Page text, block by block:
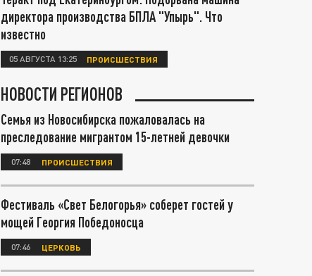
директора производства БПЛА "Упырь". Что
известно
05 АВГУСТА 13:25 ПРОИСШЕСТВИЯ
НОВОСТИ РЕГИОНОВ
Семья из Новосибирска пожаловалась на
преследование мигрантом 15-летней девочки
07:48 ПРОИСШЕСТВИЯ
Фестиваль «Свет Белогорья» соберет гостей у
мощей Георгия Победоносца
07:46 ЦЕРКОВЬ